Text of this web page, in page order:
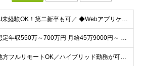
＼AI未経験OK！第二新卒も可／ ◆Webアプリケーション開発経験3年以上 ◆学歴不問 ～このような方にオススメです～ ・AIを脅威ではなく「最高のパートナー」と捉えられる方 ・技術に楽しんで興味を
★想定年収550万～700万円 月給45万9000円～ ※上記には固定残業代：11万9480円(固定残業時間45時間/月)を含みます ※超過分は別途支給します ※試用期間3ヵ月あり。期間中の給与・待
★地方フルリモートOK／ハイブリッド勤務が可能！ ★完全自社内勤務／客先常駐一切なし ◆東京都渋谷区南平台町16-28 Daiwa渋谷スクエア 3階 ※(変更の範囲)上記を除く当社関連勤務地